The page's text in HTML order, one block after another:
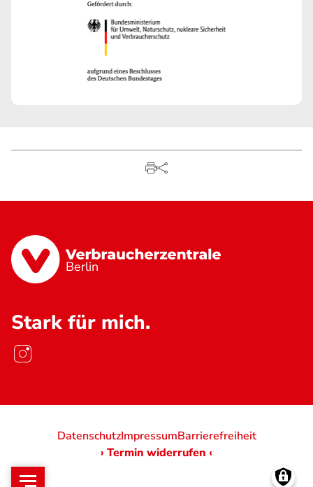
Berlin
Stark für mich.
DatenschutzImpressumBarrierefreiheit
› Termin widerrufen ‹